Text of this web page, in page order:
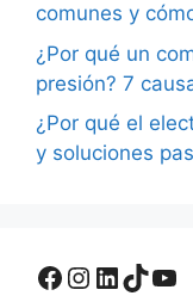
comunes y
¿Por qué un
presión? 7
¿Por qué el
y soluciones
Facebook
Instagram
LinkedIn
TikTok